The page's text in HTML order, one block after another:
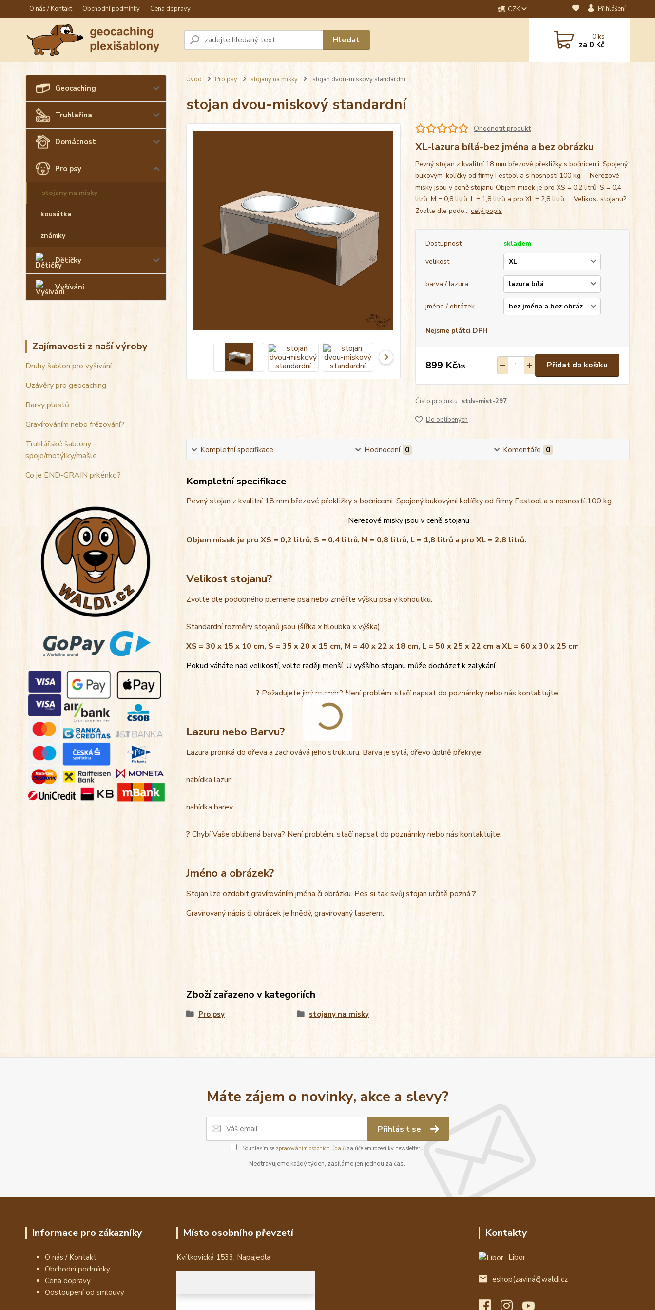
O nás / Kontakt Obchodní podmínky Cena dopravy CZK Přihlášení
Hledat 0ks
za 0 Kč
Geocaching
Truhlařina
Domácnost
Pro psy
stojany na misky
kousátka
známky
Dětičky
Vyšívání
Zajímavosti z naší výroby
Druhy šablon pro vyšívání
Uzávěry pro geocaching
Barvy plastů
Gravírováním nebo frézování?
Truhlářské šablony -
spoje/motýlky/mašle
Co je END-GRAIN prkénko?
Úvod Pro psy stojany na misky stojan dvou-miskový standardní
stojan dvou-miskový standardní
Ohodnotit produkt
XL-lazura bílá-bez jména a bez obrázku
Pevný stojan z kvalitní 18 mm březové překližky s bočnicemi. Spojený
bukovými kolíčky od firmy Festool a s nosností 100 kg. Nerezové
misky jsou v ceně stojanu Objem misek je pro XS = 0,2 litrů, S = 0,4
litrů, M = 0,8 litrů, L = 1,8 litrů a pro XL = 2,8 litrů. Velikost stojanu?
Zvolte dle podo... celý popis
Dostupnost
skladem
velikost
barva / lazura
jméno / obrázek
Nejsme plátci DPH
899 Kč/ks Přidat do košíku
Číslo produktu: stdv-mist-297
Do oblíbených
Kompletní specifikace Hodnocení 0 Komentáře 0
Kompletní specifikace
Pevný stojan z kvalitní 18 mm březové překližky s bočnicemi. Spojený bukovými kolíčky od firmy Festool a s nosností 100 kg.
Nerezové misky jsou v ceně stojanu
Objem misek je pro XS = 0,2 litrů, S = 0,4 litrů, M = 0,8 litrů, L = 1,8 litrů a pro XL = 2,8 litrů.
Velikost stojanu?
Zvolte dle podobného plemene psa nebo změřte výšku psa v kohoutku.
Standardní rozměry stojanů jsou (šířka x hloubka x výška)
XS = 30 x 15 x 10 cm, S = 35 x 20 x 15 cm, M = 40 x 22 x 18 cm, L = 50 x 25 x 22 cm a XL = 60 x 30 x 25 cm
Pokud váháte nad velikostí, volte raději menší. U vyššího stojanu může docházet k zalykání.
? Požadujete jiný rozměr? Není problém, stačí napsat do poznámky nebo nás kontaktujte.
Lazuru nebo Barvu?
Lazura proniká do dřeva a zachovává jeho strukturu. Barva je sytá, dřevo úplně překryje
nabídka lazur:
nabídka barev:
? Chybí Vaše oblíbená barva? Není problém, stačí napsat do poznámky nebo nás kontaktujte.
Jméno a obrázek?
Stojan lze ozdobit gravírováním jména či obrázku. Pes si tak svůj stojan určitě pozná?
Gravírovaný nápis či obrázek je hnědý, gravírovaný laserem.
Zboží zařazeno v kategoriích
Pro psy stojany na misky
Máte zájem o novinky, akce a slevy?
Přihlásit se
Souhlasím se zpracováním osobních údajůza účelem rozesílky newsletteru.
Neotravujeme každý týden, zasíláme jen jednou za čas.
Informace pro zákazníky
O nás / Kontakt
Obchodní podmínky
Cena dopravy
Odstoupení od smlouvy
Místo osobního převzetí
Kvítkovická 1533, Napajedla
Kontakty
Libor
eshop(zavináč)waldi.cz